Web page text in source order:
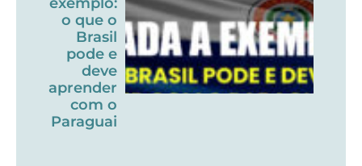
o que o
Brasil
pode e
deve
aprender
com o
Paraguai